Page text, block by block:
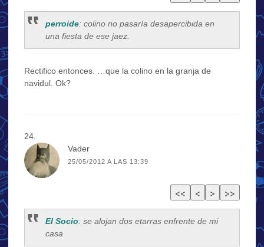
perroide: colino no pasaría desapercibida en
una fiesta de ese jaez.
Rectifico entonces. …que la colino en la granja de
navidul. Ok?
Vader
25/05/2012 A LAS 13:39
El Socio: se alojan dos etarras enfrente de mi
casa